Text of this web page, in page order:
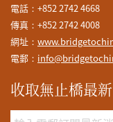
電話：+852 2742 4668
傳真：+852 2742 4008
網址：
電郵：
收取無止橋最